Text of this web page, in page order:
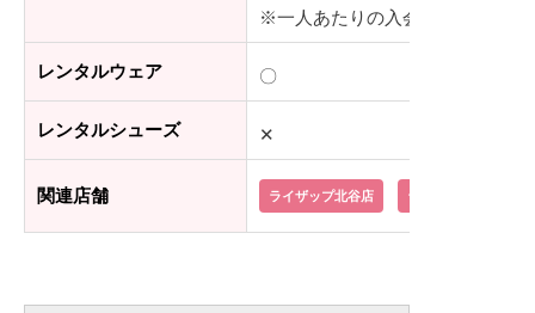
※一人あたりの入会金：55,000円
レンタルウェア 〇
レンタルシューズ ✕
関連店舗 ライザップ北谷店 ライザップ那覇店